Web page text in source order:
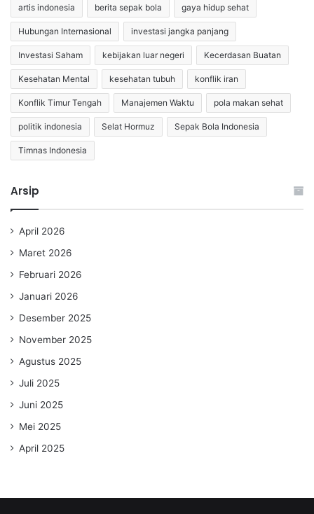
artis indonesia berita sepak bola gaya hidup sehat
Hubungan Internasional investasi jangka panjang
Investasi Saham kebijakan luar negeri Kecerdasan Buatan
Kesehatan Mental kesehatan tubuh konflik iran
Konflik Timur Tengah Manajemen Waktu pola makan sehat
politik indonesia Selat Hormuz Sepak Bola Indonesia
Timnas Indonesia
Arsip
April 2026
Maret 2026
Februari 2026
Januari 2026
Desember 2025
November 2025
Agustus 2025
Juli 2025
Juni 2025
Mei 2025
April 2025